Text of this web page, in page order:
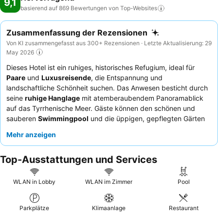
9,1 basierend auf 869 Bewertungen von Top-Websites
Zusammenfassung der Rezensionen
Von KI zusammengefasst aus 300+ Rezensionen · Letzte Aktualisierung: 29
May 2026
Dieses Hotel ist ein ruhiges, historisches Refugium, ideal für
Paare und Luxusreisende, die Entspannung und
landschaftliche Schönheit suchen. Das Anwesen besticht durch
seine ruhige Hanglage mit atemberaubendem Panoramablick
auf das Tyrrhenische Meer. Gäste können den schönen und
sauberen Swimmingpool und die üppigen, gepflegten Gärten
Freundlichkeit und Professionalität gelobt, was die exzellente
reichhaltigen Frühstücksbuffets abrundet. Für das beste
Erlebnis empfiehlt es sich, ein Zimmer mit
und einer
großen Terrasse zu buchen, um die ruhige Umgebung vollends
Mehr anzeigen
Top-Ausstattungen und Services
WLAN in Lobby WLAN im Zimmer Pool
Parkplätze Klimaanlage Restaurant